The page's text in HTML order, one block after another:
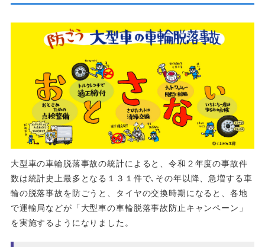
大型車の車輪脱落事故の統計によると、令和２年度の事故件
数は統計史上最多となる１３１件で､その年以降、急増する車
輪の脱落事故を防ごうと、タイヤの交換時期になると、各地
で運輸局などが「大型車の車輪脱落事故防止キャンペーン」
を実施するようになりました。